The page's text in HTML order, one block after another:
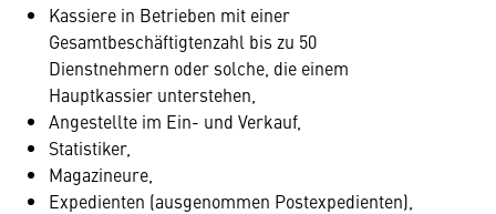
Kassiere in Betrieben mit einer
Gesamtbeschäftigtenzahl bis zu 50
Dienstnehmern oder solche, die einem
Hauptkassier unterstehen,
Angestellte im Ein- und Verkauf,
Statistiker,
Magazineure,
Expedienten (ausgenommen Postexpedienten),